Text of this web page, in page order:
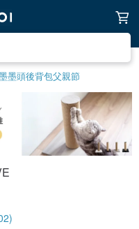
墨頭後背包父親節